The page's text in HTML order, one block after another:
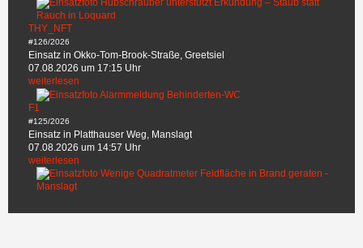
THY_NFT
#126/2026
Einsatz in Okko-Tom-Brook-Straße, Greetsiel
07.08.2026 um 17:15 Uhr
weiterlesen
F1
#125/2026
Einsatz in Platthauser Weg, Manslagt
07.08.2026 um 14:57 Uhr
weiterlesen